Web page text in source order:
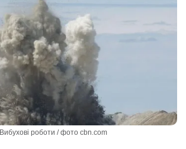
Вибухові роботи / фото cbn.com